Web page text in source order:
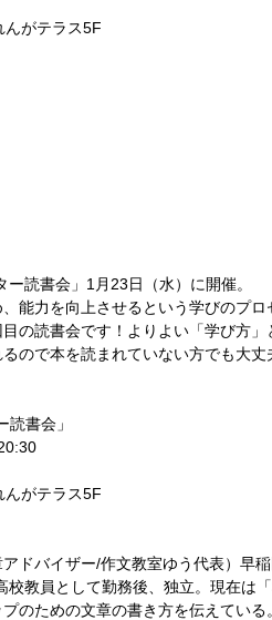
んがテラス5F
読書会」1月23日（水）に開催。
能力を向上させるという学びのプロ
の読書会です！よりよい「学び方」
ので本を読まれていない方でも大
読書会」
んがテラス5F
ドバイザー/作文教室ゆう代表）早
教員として勤務後、独立。現在は
のための文章の書き方を伝えている。